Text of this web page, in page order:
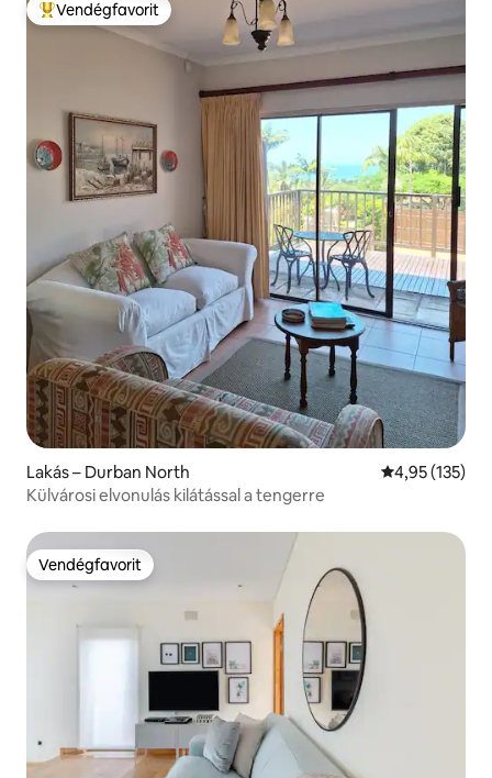
Kiemelt vendégfavorit
Vendégfavorit
Lakás – Durban North Átlagos
4,95 (135)
Külvárosi elvonulás kilátással a tengerre
Vendégfavorit
Vendégfavorit